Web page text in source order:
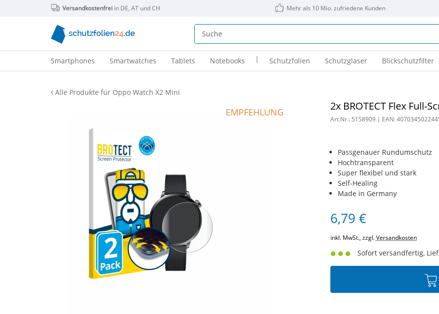
Versandkostenfreiin DE, AT und CH Mehr als 10 Mio. zufriedene Kunden
Smartphones Smartwatches Tablets Notebooks | Schutzfolien Schutzgläser Blickschutzfilter
Alle Produkte für Oppo Watch X2 Mini
EMPFEHLUNG 2x BROTECT Flex Full-
Art.Nr.: 5158909| EAN:
Passgenauer Rundumschutz
Hochtransparent
Super flexibel und stark
Self-Healing
Made in Germany
6,79 €
inkl. MwSt., zzgl.Versandkosten
Sofort versandfertig,